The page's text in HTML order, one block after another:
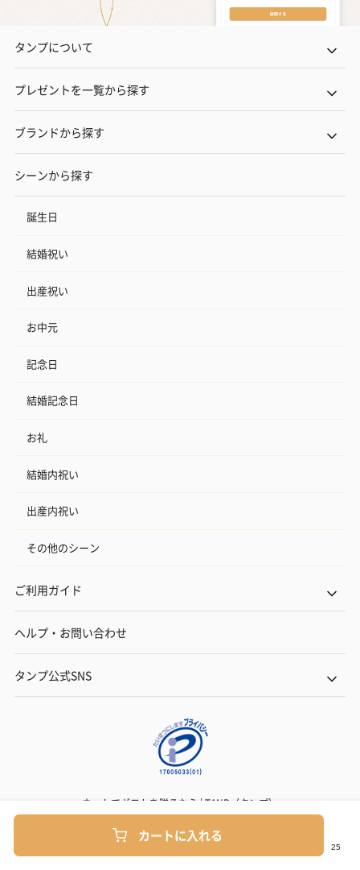
カートに入れる
タンプについて
プレゼントを一覧から探す
ブランドから探す
シーンから探す
誕生日
結婚祝い
出産祝い
お中元
記念日
結婚記念日
お礼
結婚内祝い
出産内祝い
その他のシーン
ご利用ガイド
ヘルプ・お問い合わせ
タンプ公式SNS
ネットでギフトを贈るなら | TANP（タンプ）